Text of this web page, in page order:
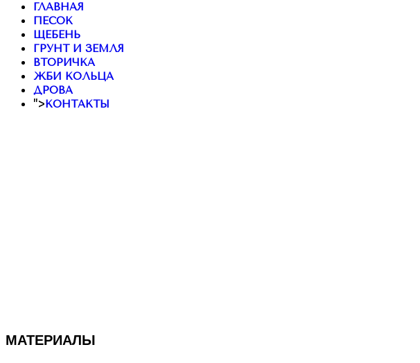
ГЛАВНАЯ
ПЕСОК
ЩЕБЕНЬ
ГРУНТ И ЗЕМЛЯ
ВТОРИЧКА
ЖБИ КОЛЬЦА
ДРОВА
">КОНТАКТЫ
МАТЕРИАЛЫ